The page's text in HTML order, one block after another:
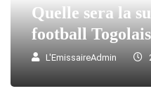
Quelle sera la
football Togolais
L'EmissaireAdmin